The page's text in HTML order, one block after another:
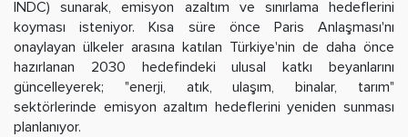
INDC) sunarak, emisyon azaltım ve sınırlama hedeflerini
koyması isteniyor. Kısa süre önce Paris Anlaşması'nı
onaylayan ülkeler arasına katılan Türkiye'nin de daha önce
hazırlanan 2030 hedefindeki ulusal katkı beyanlarını
güncelleyerek; "enerji, atık, ulaşım, binalar, tarım"
sektörlerinde emisyon azaltım hedeflerini yeniden sunması
planlanıyor.